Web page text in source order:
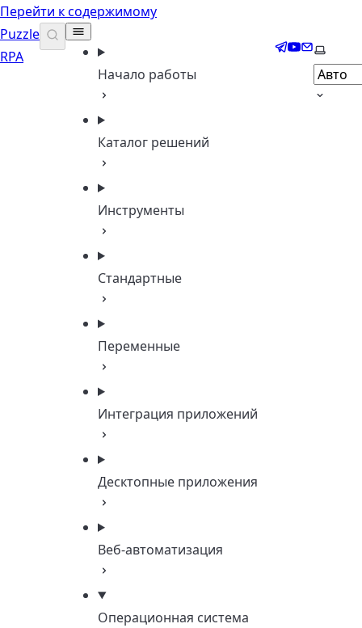
Перейти к содержимому
Puzzle
RPA
Начало работы
Каталог решений
Инструменты
Стандартные
Переменные
Интеграция приложений
Десктопные приложения
Веб-автоматизация
Операционная система
Telegram
YouTube
Email